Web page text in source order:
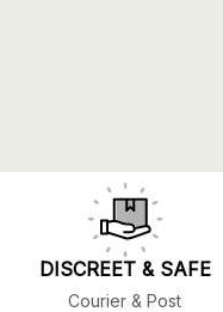
DISCREET & SAFE
Courier & Post